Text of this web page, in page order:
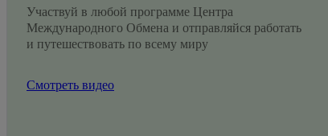
Участвуй в любой программе Центра
Международного Обмена и отправляйся работать
и путешествовать по всему миру
Смотреть видео